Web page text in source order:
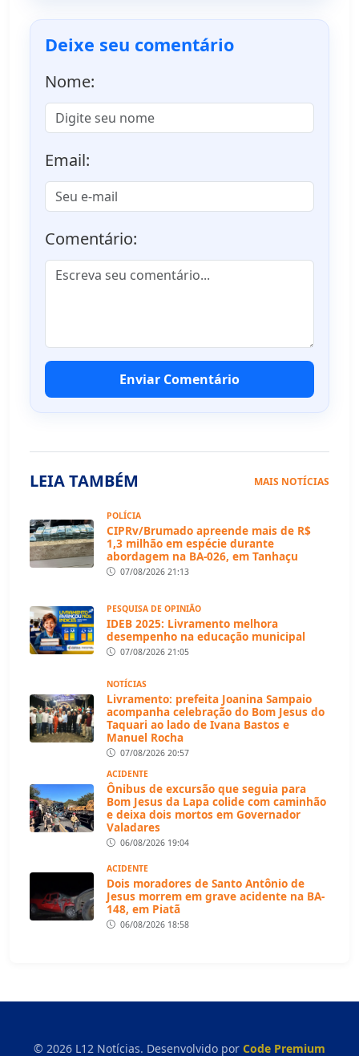
Deixe seu comentário
Nome:
Email:
Comentário:
Enviar Comentário
LEIA TAMBÉM MAIS NOTÍCIAS
POLÍCIA
CIPRv/Brumado apreende mais de R$
1,3 milhão em espécie durante
abordagem na BA-026, em Tanhaçu
07/08/2026 21:13
PESQUISA DE OPINIÃO
IDEB 2025: Livramento melhora
desempenho na educação municipal
07/08/2026 21:05
NOTÍCIAS
Livramento: prefeita Joanina Sampaio
acompanha celebração do Bom Jesus do
Taquari ao lado de Ivana Bastos e
Manuel Rocha
07/08/2026 20:57
ACIDENTE
Ônibus de excursão que seguia para
Bom Jesus da Lapa colide com caminhão
e deixa dois mortos em Governador
Valadares
06/08/2026 19:04
ACIDENTE
Dois moradores de Santo Antônio de
Jesus morrem em grave acidente na BA-
148, em Piatã
06/08/2026 18:58
© 2026 L12 Notícias. Desenvolvido por Code Premium